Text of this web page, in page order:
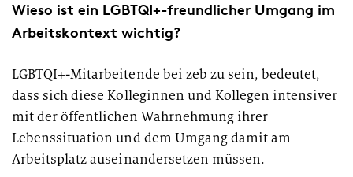
Wieso ist ein LGBTQI+-freundlicher Umgang im
Arbeitskontext wichtig?
LGBTQI+-Mitarbeitende bei zeb zu sein, bedeutet,
dass sich diese Kolleginnen und Kollegen intensiver
mit der öffentlichen Wahrnehmung ihrer
Lebenssituation und dem Umgang damit am
Arbeitsplatz auseinandersetzen müssen.